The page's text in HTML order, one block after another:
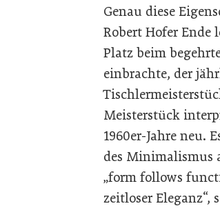
Genau diese
Robert Hofer Ende
Platz beim
einbrachte, der
Meisterstück
1960er-Jahre neu.
des Minimalismus
„form follows
zeitloser Eleganz“,